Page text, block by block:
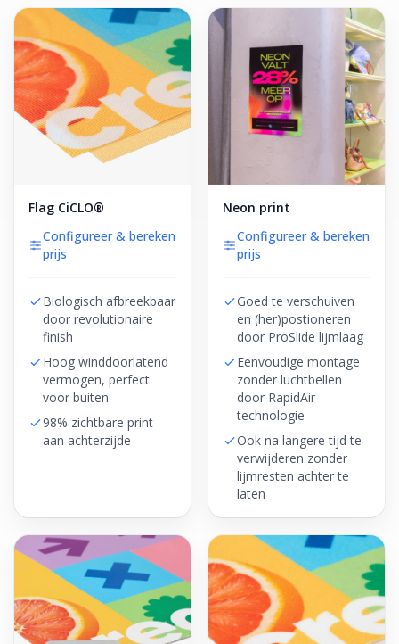
Flag CiCLO®
Configureer & bereken
prijs
Biologisch afbreekbaar
door revolutionaire
finish
Hoog winddoorlatend
vermogen, perfect
voor buiten
98% zichtbare print
aan achterzijde
Neon print
Configureer & bereken
prijs
Goed te verschuiven
en (her)postioneren
door ProSlide lijmlaag
Eenvoudige montage
zonder luchtbellen
door RapidAir
technologie
Ook na langere tijd te
verwijderen zonder
lijmresten achter te
laten